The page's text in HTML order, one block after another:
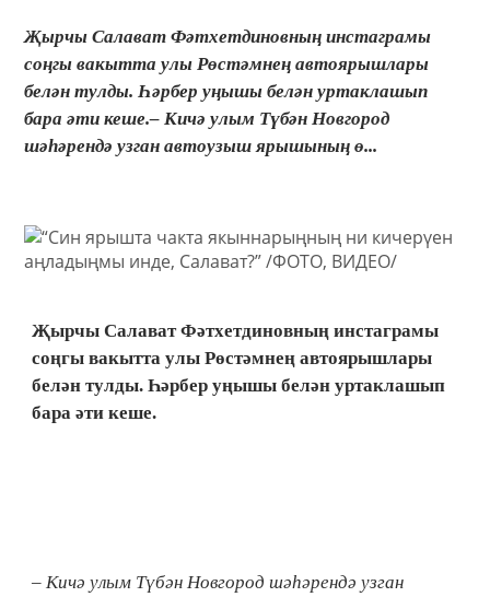
Җырчы Салават Фәтхетдиновның инстаграмы
соңгы вакытта улы Рөстәмнең автоярышлары
белән тулды. Һәрбер уңышы белән уртаклашып
бара әти кеше.– Кичә улым Түбән Новгород
шәһәрендә узган автоузыш ярышының ө...
Җырчы Салават Фәтхетдиновның инстаграмы
соңгы вакытта улы Рөстәмнең автоярышлары
белән тулды. Һәрбер уңышы белән уртаклашып
бара әти кеше.
– Кичә улым Түбән Новгород шәһәрендә узган